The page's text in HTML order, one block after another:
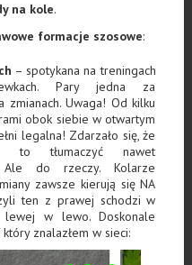
na kole.
formacje szosowe:
– spotykana na treningach
Pary jedna za
zmianach. Uwaga! Od kilku
obok siebie w otwartym
legalna! Zdarzało się, że
to tłumaczyć nawet
Ale do rzeczy. Kolarze
zawsze kierują się NA
ten z prawej schodzi w
w lewo. Doskonale
znalazłem w sieci: